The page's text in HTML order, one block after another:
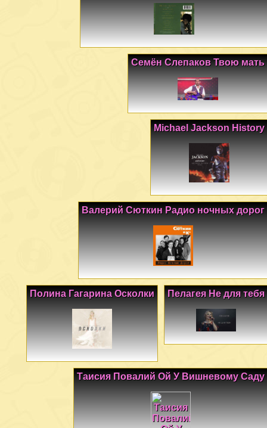
Семён Слепаков Твою мать
Michael Jackson History
Валерий Сюткин Радио ночных дорог
Пелагея Не для тебя
Полина Гагарина Осколки
Таисия Повалий Ой У Вишневому Саду